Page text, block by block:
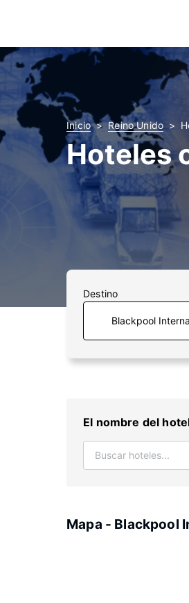
Inicio Reino Unido
Hoteles
Destino
El nombre del
Mapa - Blackpool